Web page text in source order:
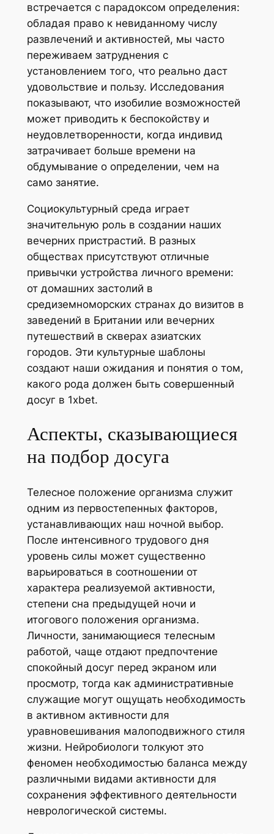
встречается с парадоксом определения:
обладая право к невиданному числу
развлечений и активностей, мы часто
переживаем затруднения с
установлением того, что реально даст
удовольствие и пользу. Исследования
показывают, что изобилие возможностей
может приводить к беспокойству и
неудовлетворенности, когда индивид
затрачивает больше времени на
обдумывание о определении, чем на
само занятие.
Социокультурный среда играет
значительную роль в создании наших
вечерних пристрастий. В разных
обществах присутствуют отличные
привычки устройства личного времени:
от домашних застолий в
средиземноморских странах до визитов в
заведений в Британии или вечерних
путешествий в скверах азиатских
городов. Эти культурные шаблоны
создают наши ожидания и понятия о том,
какого рода должен быть совершенный
досуг в 1xbet.
Аспекты, сказывающиеся
на подбор досуга
Телесное положение организма служит
одним из первостепенных факторов,
устанавливающих наш ночной выбор.
После интенсивного трудового дня
уровень силы может существенно
варьироваться в соотношении от
характера реализуемой активности,
степени сна предыдущей ночи и
итогового положения организма.
Личности, занимающиеся телесным
работой, чаще отдают предпочтение
спокойный досуг перед экраном или
просмотр, тогда как административные
служащие могут ощущать необходимость
в активном активности для
уравновешивания малоподвижного стиля
жизни. Нейробиологи толкуют это
феномен необходимостью баланса между
различными видами активности для
сохранения эффективного деятельности
неврологической системы.